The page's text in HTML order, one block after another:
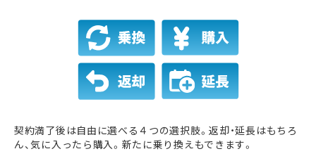
契約満了後は自由に選べる４つの選択肢。返却・延長はもちろ
ん、気に入ったら購入。新たに乗り換えもできます。